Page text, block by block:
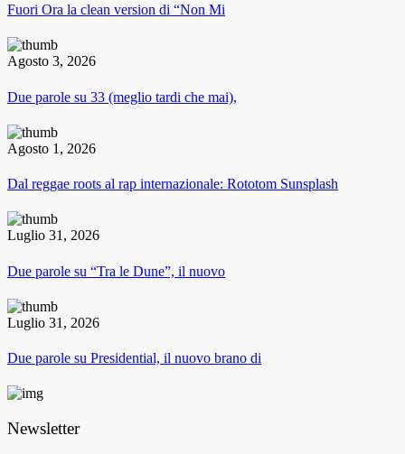
Fuori Ora la clean version di “Non Mi
Agosto 3, 2026
Due parole su 33 (meglio tardi che mai),
Agosto 1, 2026
Dal reggae roots al rap internazionale: Rototom Sunsplash
Luglio 31, 2026
Due parole su “Tra le Dune”, il nuovo
Luglio 31, 2026
Due parole su Presidential, il nuovo brano di
Newsletter